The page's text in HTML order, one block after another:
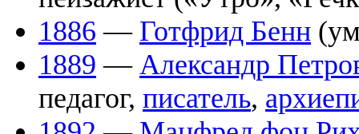
1886 — Готфрид Бенн
1889 — Александр
педагог, писатель,